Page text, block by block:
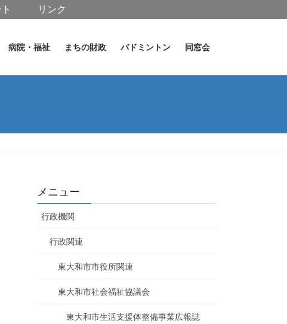
病院・福祉 まちの財政 バドミントン 同窓会
メニュー
行政機関
行政関連
東大和市市役所関連
東大和市社会福祉協議会
東大和市生活支援体整備事業広報誌
リンク